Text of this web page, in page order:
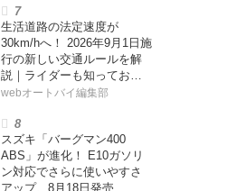
生活道路の法定速度が
30km/hへ！ 2026年9月1日施
行の新しい交通ルールを解
説｜ライダーも知っておく
べきポイントをチェック！
webオートバイ編集部
スズキ「バーグマン400
ABS」が進化！ E10ガソリ
ン対応でさらに使いやすさ
アップ、8月18日発売